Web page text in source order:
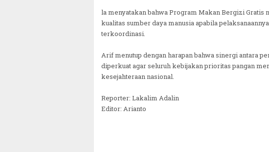
la menyatakan bahwa Program Makan Bergizi
kualitas sumber daya manusia apabila
terkoordinasi.
Arif menutup dengan harapan bahwa sinergi antara
diperkuat agar seluruh kebijakan prioritas pangan
kesejahteraan nasional.
Reporter: Lakalim Adalin
Editor: Arianto